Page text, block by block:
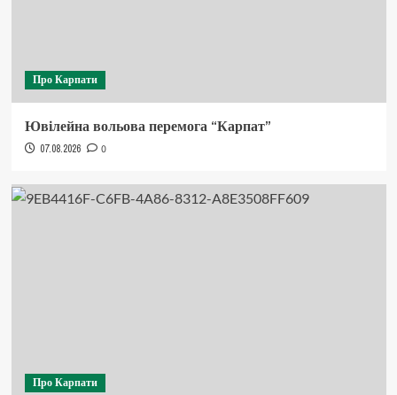
Про Карпати
Ювілейна вольова перемога “Карпат”
07.08.2026 0
Про Карпати